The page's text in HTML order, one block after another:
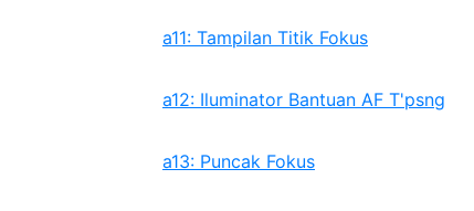
a11: Tampilan Titik Fokus
a12: Iluminator Bantuan AF T'psng
a13: Puncak Fokus